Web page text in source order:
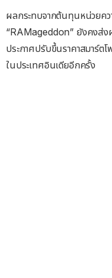
ผลกระทบจากต้นทุนหน่วยค
“RAMageddon” ยังคงส่ง
ประกาศปรับขึ้นราคาสมาร์ต
ในประเทศอินเดียอีกครั้ง